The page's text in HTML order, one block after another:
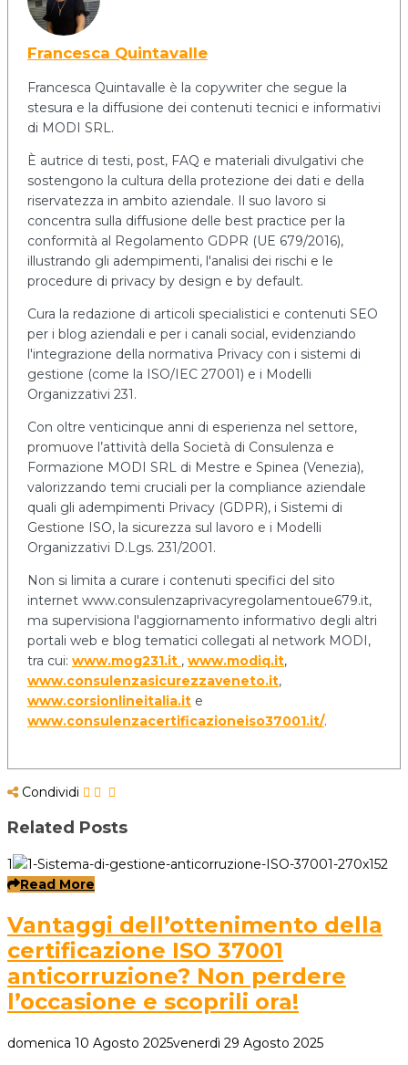
Francesca Quintavalle
Francesca Quintavalle è la copywriter che segue la
stesura e la diffusione dei contenuti tecnici e informativi
di MODI SRL.
È autrice di testi, post, FAQ e materiali divulgativi che
sostengono la cultura della protezione dei dati e della
riservatezza in ambito aziendale. Il suo lavoro si
concentra sulla diffusione delle best practice per la
conformità al Regolamento GDPR (UE 679/2016),
illustrando gli adempimenti, l'analisi dei rischi e le
procedure di privacy by design e by default.
Cura la redazione di articoli specialistici e contenuti SEO
per i blog aziendali e per i canali social, evidenziando
l'integrazione della normativa Privacy con i sistemi di
gestione (come la ISO/IEC 27001) e i Modelli
Organizzativi 231.
Con oltre venticinque anni di esperienza nel settore,
promuove l’attività della Società di Consulenza e
Formazione MODI SRL di Mestre e Spinea (Venezia),
valorizzando temi cruciali per la compliance aziendale
quali gli adempimenti Privacy (GDPR), i Sistemi di
Gestione ISO, la sicurezza sul lavoro e i Modelli
Organizzativi D.Lgs. 231/2001.
Non si limita a curare i contenuti specifici del sito
internet www.consulenzaprivacyregolamentoue679.it,
ma supervisiona l'aggiornamento informativo degli altri
portali web e blog tematici collegati al network MODI,
tra cui: www.mog231.it , www.modiq.it,
www.consulenzasicurezzaveneto.it,
www.corsionlineitalia.it e
www.consulenzacertificazioneiso37001.it/.
Condividi
Related Posts
1
Read More
Vantaggi dell’ottenimento della
certificazione ISO 37001
anticorruzione? Non perdere
l’occasione e scoprili ora!
domenica 10 Agosto 2025venerdì 29 Agosto 2025